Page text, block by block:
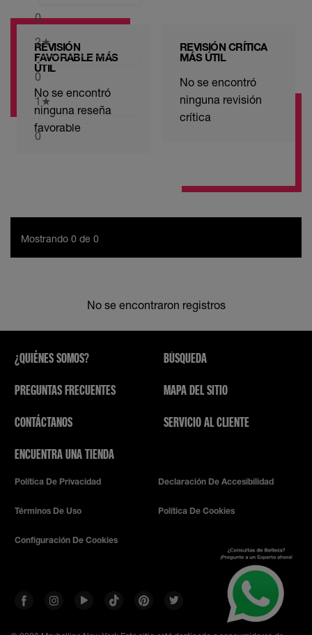
0
2★
0
1★
0
REVISIÓN
FAVORABLE MÁS
ÚTIL
No se encontró
ninguna reseña
favorable
REVISIÓN CRÍTICA
MÁS ÚTIL
No se encontró
ninguna revisión
crítica
Mostrando 0 de 0
No se encontraron registros
¿QUIÉNES SOMOS?
PREGUNTAS FRECUENTES
CONTÁCTANOS
ENCUENTRA UNA TIENDA
BÚSQUEDA
MAPA DEL SITIO
SERVICIO AL CLIENTE
Política De Privacidad Declaración De Accesibilidad
Términos De Uso Política De Cookies
Configuración De Cookies